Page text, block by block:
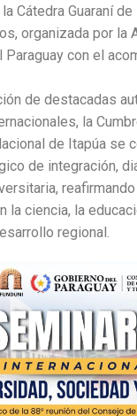
Cátedra Guaraní
organizada por la
con el
de destacadas
la
de Itapúa se
de integración,
la ciencia, la
regional.